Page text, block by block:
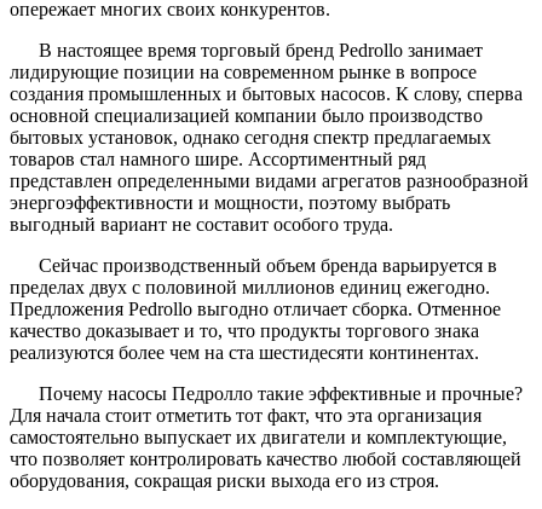
опережает многих своих конкурентов.
В настоящее время торговый бренд Pedrollo занимает
лидирующие позиции на современном рынке в вопросе
создания промышленных и бытовых насосов. К слову, сперва
основной специализацией компании было производство
бытовых установок, однако сегодня спектр предлагаемых
товаров стал намного шире. Ассортиментный ряд
представлен определенными видами агрегатов разнообразной
энергоэффективности и мощности, поэтому выбрать
выгодный вариант не составит особого труда.
Сейчас производственный объем бренда варьируется в
пределах двух с половиной миллионов единиц ежегодно.
Предложения Pedrollo выгодно отличает сборка. Отменное
качество доказывает и то, что продукты торгового знака
реализуются более чем на ста шестидесяти континентах.
Почему насосы Педролло такие эффективные и прочные?
Для начала стоит отметить тот факт, что эта организация
самостоятельно выпускает их двигатели и комплектующие,
что позволяет контролировать качество любой составляющей
оборудования, сокращая риски выхода его из строя.